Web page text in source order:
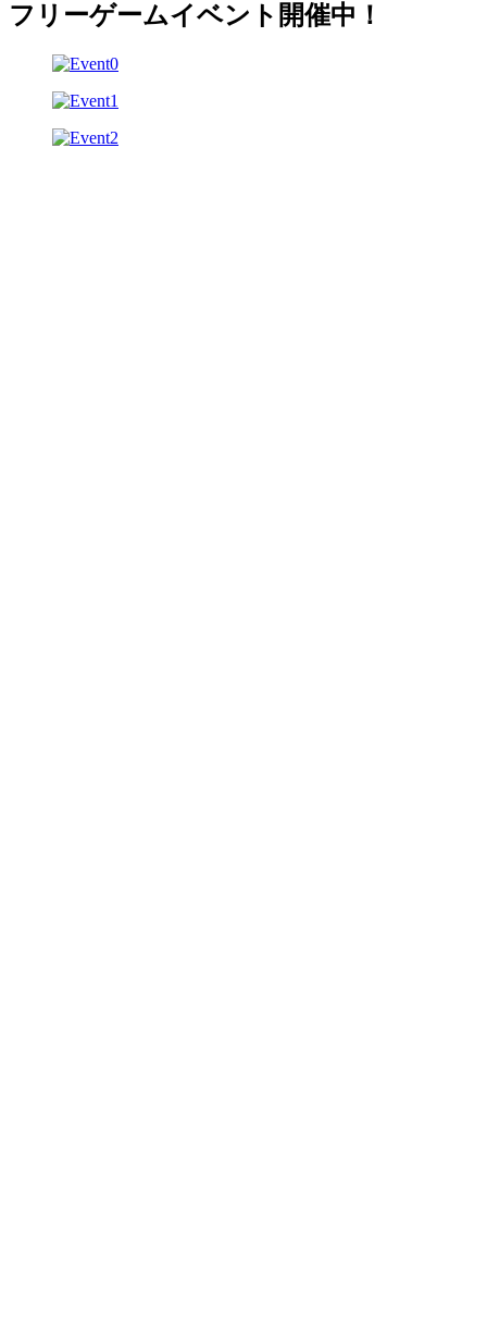
フリーゲームイベント開催中！